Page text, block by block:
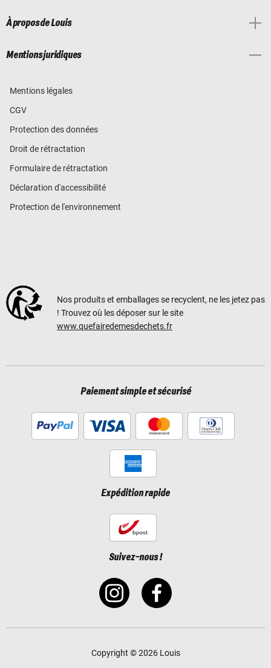
À propos de Louis
Mentions juridiques
Mentions légales
CGV
Protection des données
Droit de rétractation
Formulaire de rétractation
Déclaration d'accessibilité
Protection de l'environnement
Nos produits et emballages se recyclent, ne les jetez pas
! Trouvez où les déposer sur le site
www.quefairedemesdechets.fr
Paiement simple et sécurisé
Expédition rapide
Suivez-nous !
Copyright © 2026 Louis